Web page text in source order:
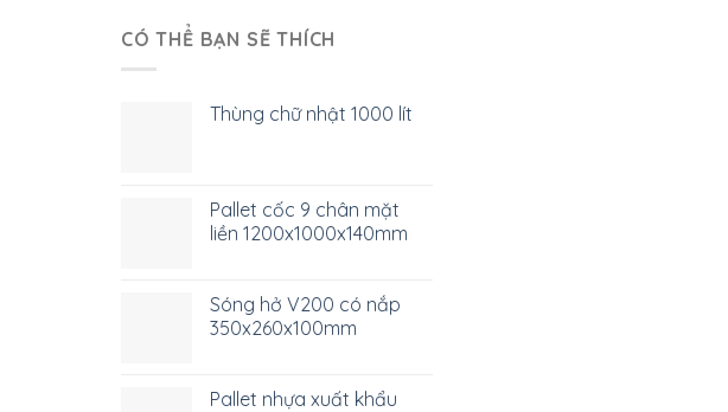
CÓ THỂ BẠN SẼ THÍCH
Thùng chữ nhật 1000 lít
Pallet cốc 9 chân mặt
liền 1200x1000x140mm
Sóng hở V200 có nắp
350x260x100mm
Pallet nhựa xuất khẩu